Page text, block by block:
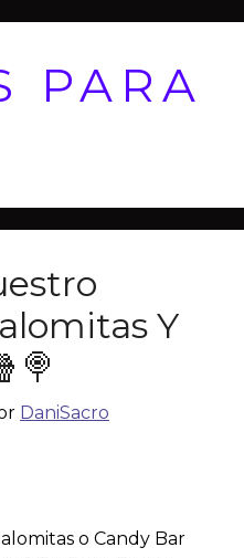
PARA
Y
DaniSacro
o Candy Bar